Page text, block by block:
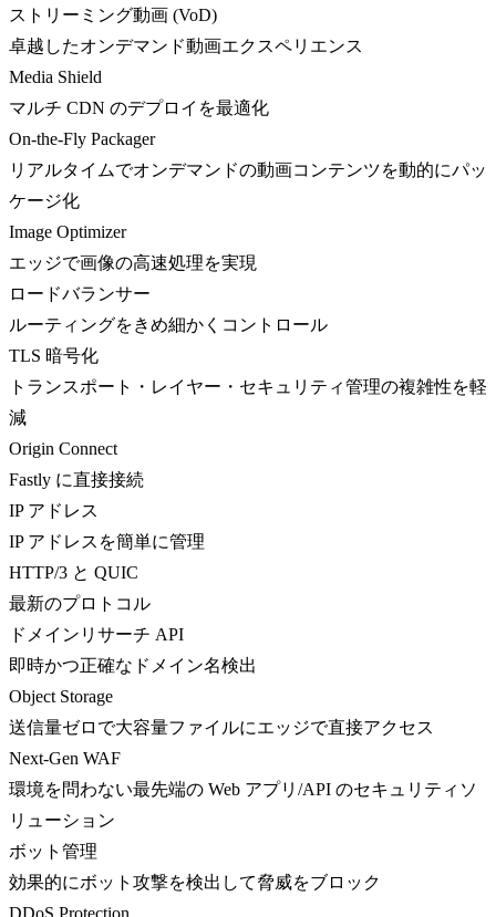
ストリーミング動画 (VoD)
卓越したオンデマンド動画エクスペリエンス
Media Shield
マルチ CDN のデプロイを最適化
On-the-Fly Packager
リアルタイムでオンデマンドの動画コンテンツを動的にパッ
ケージ化
Image Optimizer
エッジで画像の高速処理を実現
ロードバランサー
ルーティングをきめ細かくコントロール
TLS 暗号化
トランスポート・レイヤー・セキュリティ管理の複雑性を軽
減
Origin Connect
Fastly に直接接続
IP アドレス
IP アドレスを簡単に管理
HTTP/3 と QUIC
最新のプロトコル
ドメインリサーチ API
即時かつ正確なドメイン名検出
Object Storage
送信量ゼロで大容量ファイルにエッジで直接アクセス
Next-Gen WAF
環境を問わない最先端の Web アプリ/API のセキュリティソ
リューション
ボット管理
効果的にボット攻撃を検出して脅威をブロック
DDoS Protection